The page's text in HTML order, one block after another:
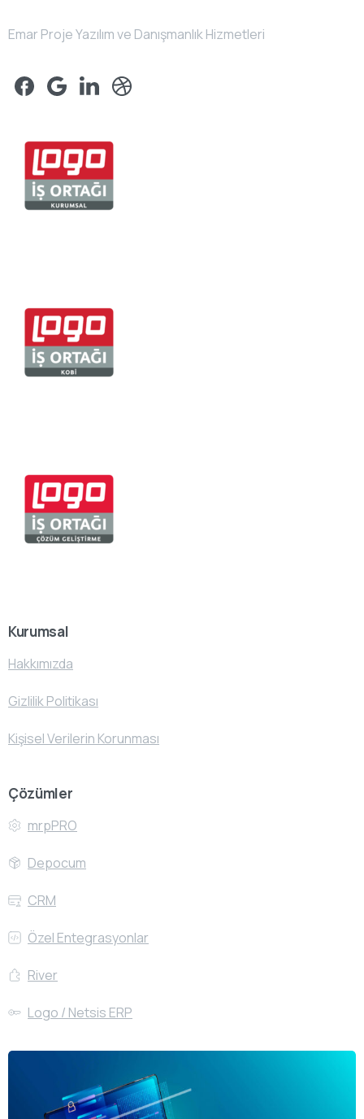
Emar Proje Yazılım ve Danışmanlık Hizmetleri
Kurumsal
Hakkımızda
Gizlilik Politikası
Kişisel Verilerin Korunması
Çözümler
mrpPRO
Depocum
CRM
Özel Entegrasyonlar
River
Logo / Netsis ERP